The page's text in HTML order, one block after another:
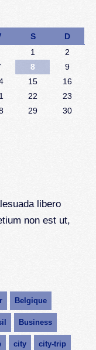
S
D
1
2
8
9
15
16
22
23
29
30
libero
non est ut,
Belgique
Business
city city-trip